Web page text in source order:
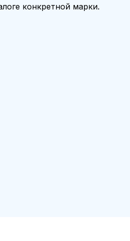
конкретной марки.